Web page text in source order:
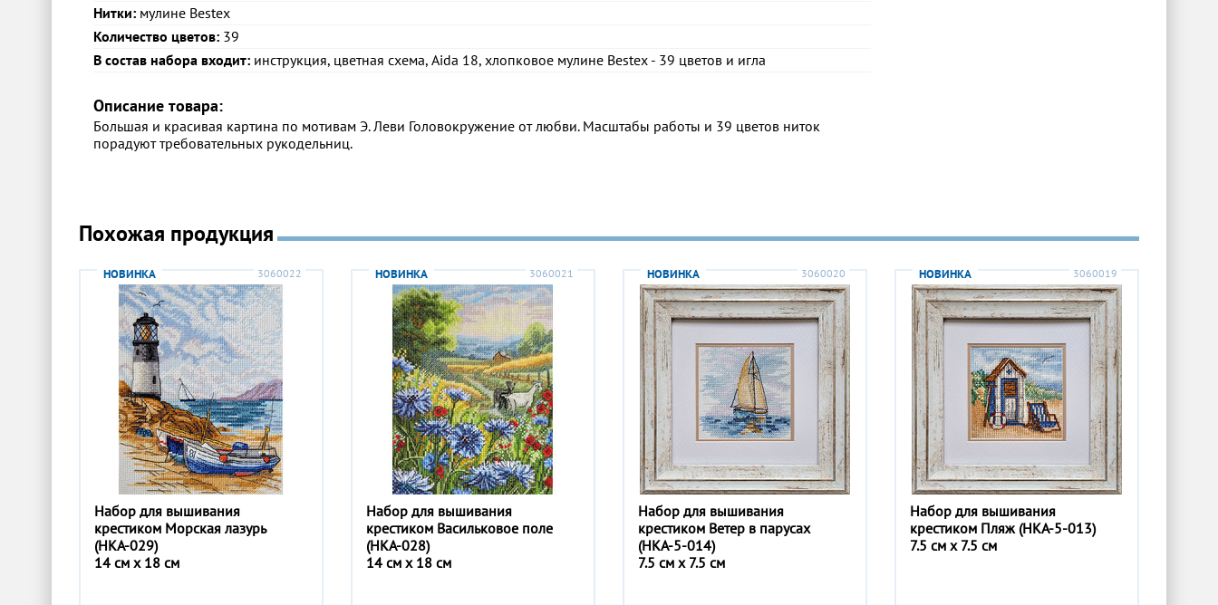
Нитки: мулине Bestex
Количество цветов: 39
В состав набора входит: инструкция, цветная схема, Aida 18, хлопковое мулине Bestex - 39 цветов и игла
Описание товара:
Большая и красивая картина по мотивам Э. Леви Головокружение от любви. Масштабы работы и 39 цветов ниток
порадуют требовательных рукодельниц.
Похожая продукция
НОВИНКА 3060022
Набор для вышивания
крестиком Морская лазурь
(НКА-029)
14 см x 18 см
НОВИНКА 3060021
Набор для вышивания
крестиком Васильковое поле
(НКА-028)
14 см x 18 см
НОВИНКА 3060020
Набор для вышивания
крестиком Ветер в парусах
(НКА-5-014)
7.5 см x 7.5 см
НОВИНКА 3060019
Набор для вышивания
крестиком Пляж (НКА-5-013)
7.5 см x 7.5 см